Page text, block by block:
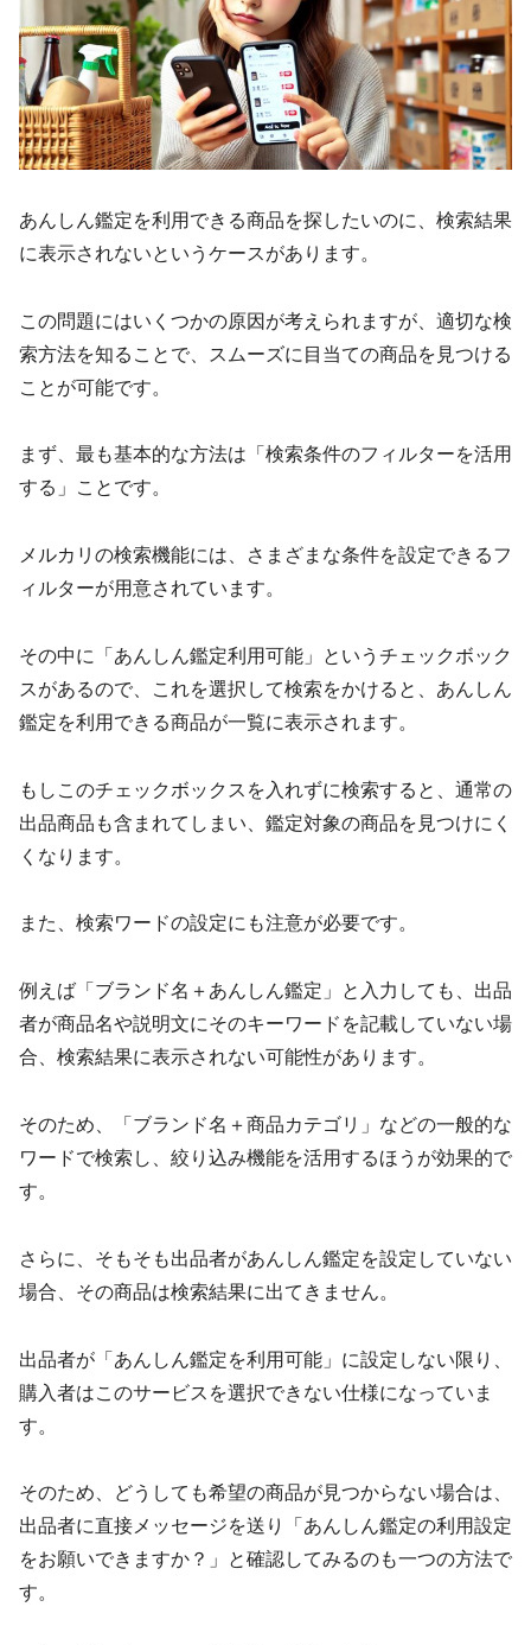
あんしん鑑定を利用できる商品を探したいのに、検索結果
に表示されないというケースがあります。
この問題にはいくつかの原因が考えられますが、適切な検
索方法を知ることで、スムーズに目当ての商品を見つける
ことが可能です。
まず、最も基本的な方法は「検索条件のフィルターを活用
する」ことです。
メルカリの検索機能には、さまざまな条件を設定できるフ
ィルターが用意されています。
その中に「あんしん鑑定利用可能」というチェックボック
スがあるので、これを選択して検索をかけると、あんしん
鑑定を利用できる商品が一覧に表示されます。
もしこのチェックボックスを入れずに検索すると、通常の
出品商品も含まれてしまい、鑑定対象の商品を見つけにく
くなります。
また、検索ワードの設定にも注意が必要です。
例えば「ブランド名＋あんしん鑑定」と入力しても、出品
者が商品名や説明文にそのキーワードを記載していない場
合、検索結果に表示されない可能性があります。
そのため、「ブランド名＋商品カテゴリ」などの一般的な
ワードで検索し、絞り込み機能を活用するほうが効果的で
す。
さらに、そもそも出品者があんしん鑑定を設定していない
場合、その商品は検索結果に出てきません。
出品者が「あんしん鑑定を利用可能」に設定しない限り、
購入者はこのサービスを選択できない仕様になっていま
す。
そのため、どうしても希望の商品が見つからない場合は、
出品者に直接メッセージを送り「あんしん鑑定の利用設定
をお願いできますか？」と確認してみるのも一つの方法で
す。